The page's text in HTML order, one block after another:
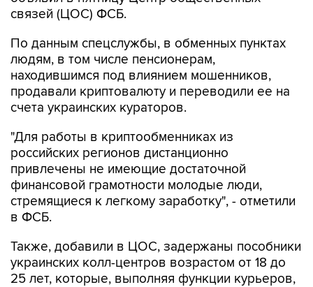
связей (ЦОС) ФСБ.
По данным спецслужбы, в обменных пунктах
людям, в том числе пенсионерам,
находившимся под влиянием мошенников,
продавали криптовалюту и переводили ее на
счета украинских кураторов.
"Для работы в криптообменниках из
российских регионов дистанционно
привлечены не имеющие достаточной
финансовой грамотности молодые люди,
стремящиеся к легкому заработку", - отметили
в ФСБ.
Также, добавили в ЦОС, задержаны пособники
украинских колл-центров возрастом от 18 до
25 лет, которые, выполняя функции курьеров,